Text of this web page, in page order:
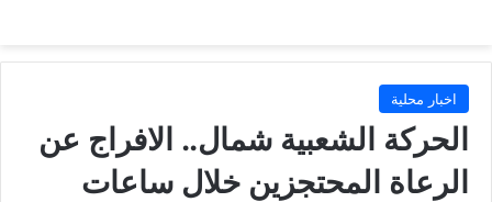
اخبار محلية
الحركة الشعبية شمال.. الافراج عن
الرعاة المحتجزين خلال ساعات